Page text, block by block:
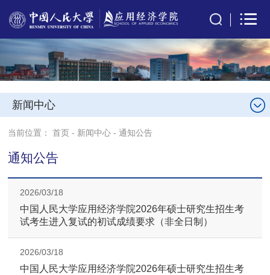
新闻中心
当前位置：首页 - 新闻中心 -通知公告
通知公告
2026/03/18
中国人民大学应用经济学院2026年硕士研究生招生考
试考生进入复试的初试成绩要求（非全日制）
2026/03/18
中国人民大学应用经济学院2026年硕士研究生招生考